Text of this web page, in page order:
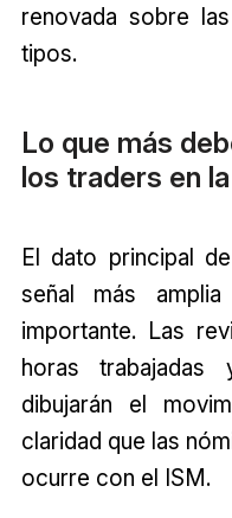
renovada sobre
tipos.
Lo que más
los traders en
El dato principal
señal más
importante. Las
horas trabajadas
dibujarán el
claridad que las
ocurre con el ISM.